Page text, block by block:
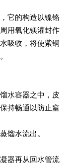
它的构造以镍铬
用氧化镁灌封作
吸收，将使紫铜
水容器之中，皮
持畅通以防止窒
馏水流出。
器再从回水管流